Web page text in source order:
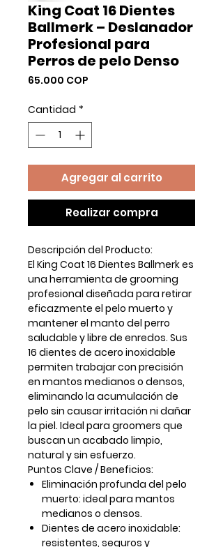
King Coat 16 Dientes
Ballmerk – Deslanador
Profesional para
Perros de pelo Denso
65.000 COP
Cantidad *
Agregar al carrito
Realizar compra
Descripción del Producto:
El King Coat 16 Dientes Ballmerkes
una herramienta de grooming
profesional diseñada para retirar
eficazmente el pelo muerto y
mantener el manto del perro
saludable y libre de enredos. Sus
16 dientes de acero inoxidable
permiten trabajar con precisión
en mantos medianos o densos,
eliminando la acumulación de
pelo sin causar irritación ni dañar
la piel. Ideal para groomers que
buscan un acabado limpio,
natural y sin esfuerzo.
Puntos Clave / Beneficios:
Eliminación profunda del pelo
muerto: ideal para mantos
medianos o densos.
Dientes de acero inoxidable:
resistentes, seguros y